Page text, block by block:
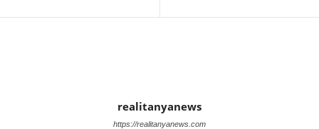
realitanyanews
https://realitanyanews.com